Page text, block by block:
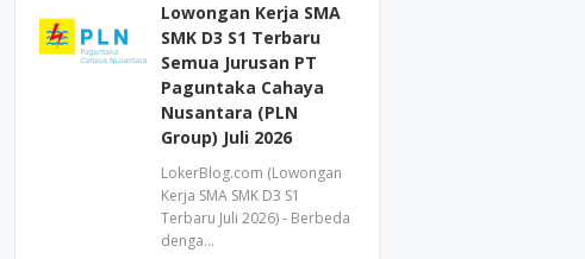
Lowongan Kerja SMA
SMK D3 S1 Terbaru
Semua Jurusan PT
Paguntaka Cahaya
Nusantara (PLN
Group) Juli 2026
LokerBlog.com (Lowongan
Kerja SMA SMK D3 S1
Terbaru Juli 2026) - Berbeda
denga…